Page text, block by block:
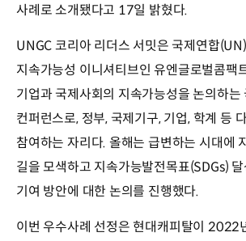
사례로 소개됐다고 17일 밝혔다.
UNGC 코리아 리더스 서밋은 국제연합
지속가능성 이니셔티브인 유엔글로벌콤팩
기업과 국제사회의 지속가능성을 논의하는
컨퍼런스로, 정부, 국제기구, 기업, 학계 등
참여하는 자리다. 올해는 급변하는 시대에
길을 모색하고 지속가능발전목표(SDGs)
기여 방안에 대한 논의를 진행했다.
이번 우수사례 선정은 현대캐피탈이 2022